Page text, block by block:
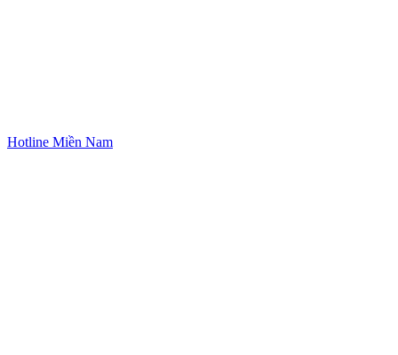
Hotline Miền Nam